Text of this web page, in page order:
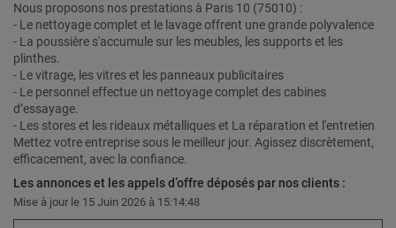
Nous proposons nos prestations à Paris 10 (75010) :
- Le nettoyage complet et le lavage offrent une grande polyvalence
- La poussière s'accumule sur les meubles, les supports et les
plinthes.
- Le vitrage, les vitres et les panneaux publicitaires
- Le personnel effectue un nettoyage complet des cabines
d’essayage.
- Les stores et les rideaux métalliques et La réparation et l'entretien
Mettez votre entreprise sous le meilleur jour. Agissez discrètement,
efficacement, avec la confiance.
Les annonces et les appels d’offre déposés par nos clients :
Mise à jour le 15 Juin 2026 à 15:14:48